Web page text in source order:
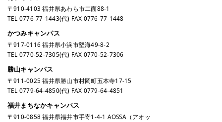
〒910-4103 福井県あわら市二面88-1
TEL 0776-77-1443(代) FAX 0776-77-1448
かつみキャンパス
〒917-0116 福井県小浜市堅海49-8-2
TEL 0770-52-7305(代) FAX 0770-52-7306
勝山キャンパス
〒911-0025 福井県勝山市村岡町五本寺17-15
TEL 0779-64-4850(代) FAX 0779-64-4851
福井まちなかキャンパス
〒910-0858 福井県福井市手寄1-4-1 AOSSA（アオッ